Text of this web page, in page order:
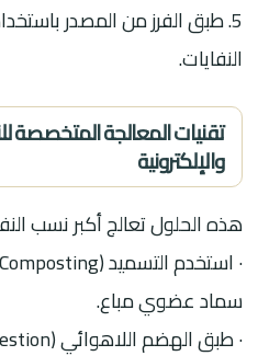
5. طبق الفرز من المصدر
النفايات.
تقنيات المعالجة المتخصصة
والإلكترونية
هذه الحلول تعالج أكبر نسب
سماد عضوي مباع.